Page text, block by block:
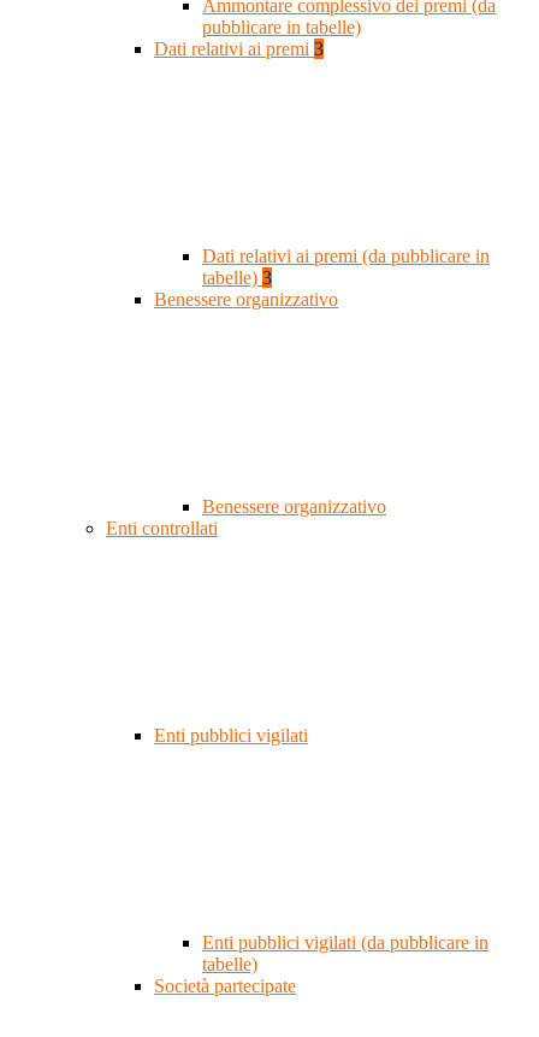
Ammontare complessivo dei premi (da
pubblicare in tabelle)
Dati relativi ai premi 3
Dati relativi ai premi (da pubblicare in
tabelle) 3
Benessere organizzativo
Benessere organizzativo
Enti controllati
Enti pubblici vigilati
Enti pubblici vigilati (da pubblicare in
tabelle)
Società partecipate